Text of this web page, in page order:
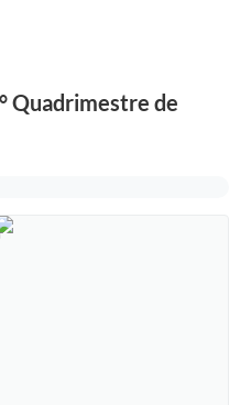
Quadrimestre de